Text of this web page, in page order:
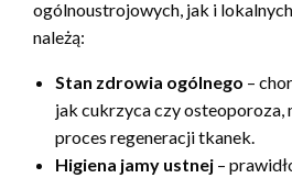
ogólnoustrojowych, jak i
należą:
Stan zdrowia ogólnego –
jak cukrzyca czy osteoporoza,
proces regeneracji tkanek.
Higiena jamy ustnej –